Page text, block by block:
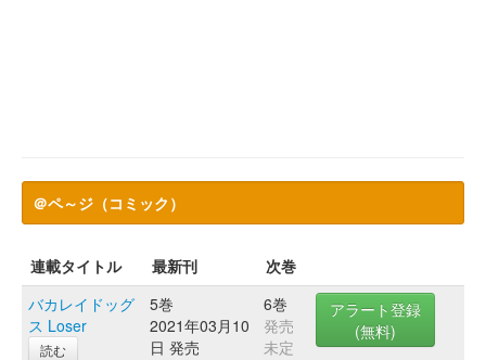
＠ペ～ジ（コミック）
連載タイトル 最新刊
次巻
バカレイドッグ
ス Loser
読む
5巻
2021年03月10
日 発売
6巻
発売
未定
アラート登録
(無料)